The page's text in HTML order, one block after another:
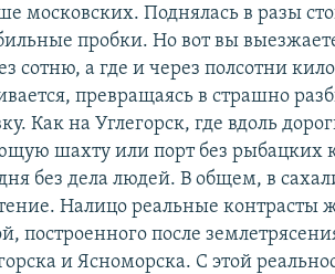
московских. Поднялась в разы
пробки. Но вот вы
сотню, а где и через полсотни
превращаясь в страшно
Как на Углегорск, где вдоль
шахту или порт без рыбацких
без дела людей. В общем, в
Налицо реальные контрасты
построенного после
и Ясноморска. С этой